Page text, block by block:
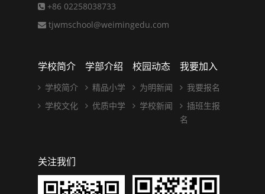
+86 02258038733
tjwmschool@weimingedu.com
学校简介
学校简介
学校文化
学部介绍
精品小学
优质中学
校园动态
为明新闻
学校新闻
我要加入
我要报名
插班生报
名
关注我们